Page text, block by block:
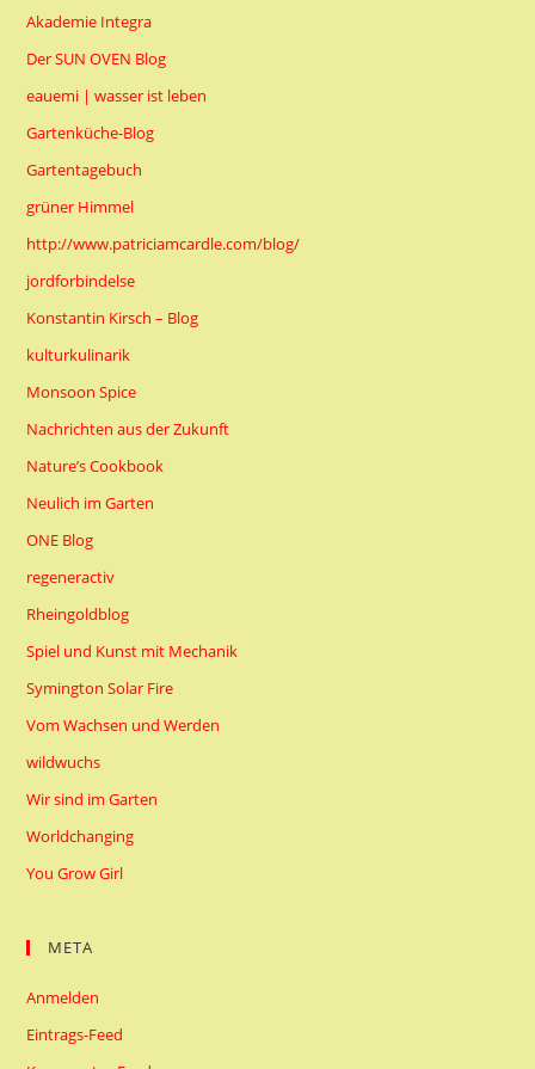
Akademie Integra
Der SUN OVEN Blog
eauemi | wasser ist leben
Gartenküche-Blog
Gartentagebuch
grüner Himmel
http://www.patriciamcardle.com/blog/
jordforbindelse
Konstantin Kirsch – Blog
kulturkulinarik
Monsoon Spice
Nachrichten aus der Zukunft
Nature’s Cookbook
Neulich im Garten
ONE Blog
regeneractiv
Rheingoldblog
Spiel und Kunst mit Mechanik
Symington Solar Fire
Vom Wachsen und Werden
wildwuchs
Wir sind im Garten
Worldchanging
You Grow Girl
META
Anmelden
Eintrags-Feed